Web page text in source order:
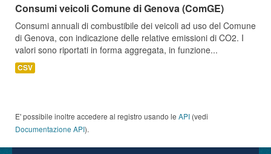
Consumi veicoli Comune di Genova (ComGE)
Consumi annuali di combustibile dei veicoli ad uso del Comune
di Genova, con indicazione delle relative emissioni di CO2. I
valori sono riportati in forma aggregata, in funzione...
CSV
E' possibile inoltre accedere al registro usando le API (vedi
Documentazione API).